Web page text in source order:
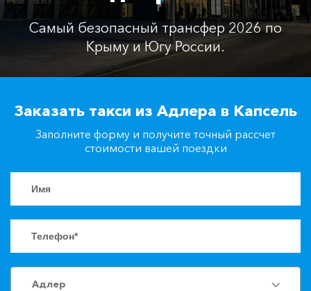
Контакты
+7(861)217-90-04
Самый безопасный трансфер 2026 по
Крыму и Югу России.
Заказать такси из Адлера в Капсель
Заполните форму и получите точный рассчет
стоимости вашей поездки
Адлер